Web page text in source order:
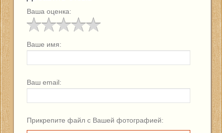
Ваша оценка:
Ваше имя:
Ваш email:
Прикрепите файл с Вашей фотографией: